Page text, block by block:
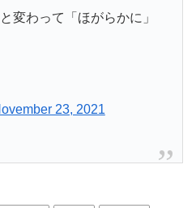
変わって「ほがらかに」
23, 2021